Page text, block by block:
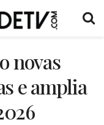
novas
e amplia